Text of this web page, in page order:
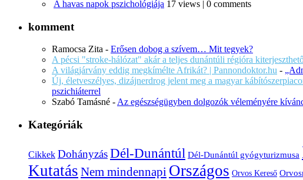
A havas napok pszichológiája 17 views | 0 comments
komment
Ramocsa Zita - Erősen dobog a szívem… Mit tegyek?
A pécsi "stroke-hálózat" akár a teljes dunántúli régióra
A világjárvány eddig megkímélte Afrikát? | Pannondoktor.hu -
Új, életveszélyes, dizájnerdrog jelent meg a magyar
pszichiáterrel
Szabó Tamásné -Az egészségügyben dolgozók véleményére
Kategóriák
Cikkek DohányzásDél-Dunántúl Dél-Dunántúl gyógyturizmusa
Kutatás Nem mindennapi Országos Orvos Kereső